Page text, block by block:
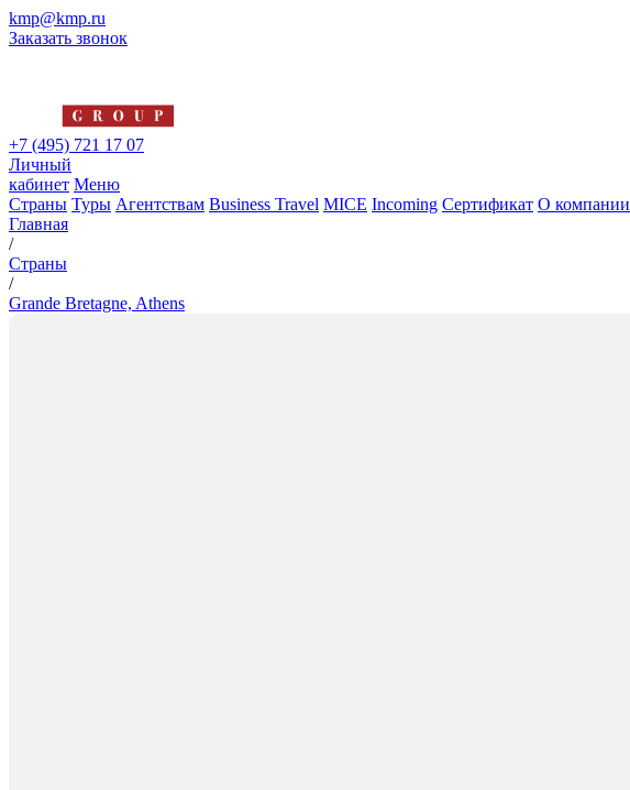
kmp@kmp.ru
Заказать звонок
+7 (495) 721 17 07
Личный
кабинет Меню
Страны Туры Агентствам Business Travel MICE Incoming Сертификат О компании
Главная
/
Страны
/
Grande Bretagne, Athens